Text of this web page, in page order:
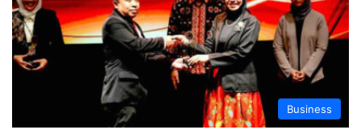
Business